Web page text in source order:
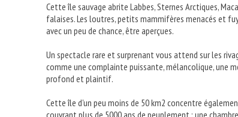
Cette île sauvage abrite Labbes, Sternes Arctiques,
falaises. Les loutres, petits mammifères menacés et
avec un peu de chance, être aperçues.
Un spectacle rare et surprenant vous attend sur les
comme une complainte puissante, mélancolique, une
profond et plaintif.
Cette île d'un peu moins de 50 km2 concentre
couvrant plus de 5000 ans de peuplement : une